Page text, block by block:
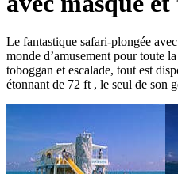
Le fantastique safari-plongée
monde d’amusement pour toute
toboggan et escalade, tout est
étonnant de 72 ft , le seul de son